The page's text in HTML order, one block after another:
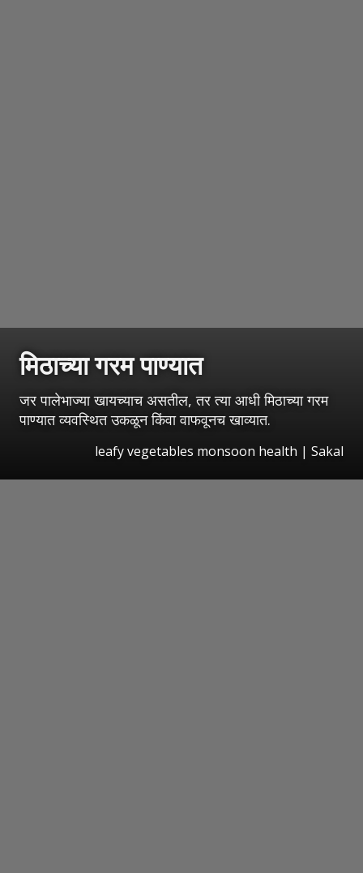
मिठाच्या गरम पाण्यात
जर पालेभाज्या खायच्याच असतील, तर त्या आधी मिठाच्या गरम
पाण्यात व्यवस्थित उकळून किंवा वाफवूनच खाव्यात.
leafy vegetables monsoon health | Sakal